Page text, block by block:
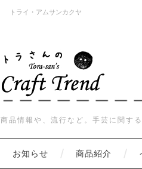
トライ・アムサンカクヤ
商品情報や、流行など。手芸に関す
お知らせ 商品紹介